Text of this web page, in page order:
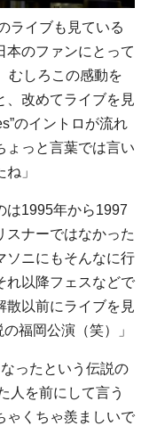
ライブも見ている
本のファンにとって
むしろこの感動を
、改めてライブを見
のイントロが流れ
ょっと言葉では言い
」
は1995年から1997
スナーではなかった
ソニにもそんなに行
れ以降フェスなどで
散以前にライブを見
福岡公演（笑）」
ったという伝説の
人を前にして言う
ゃくちゃ羨ましいで